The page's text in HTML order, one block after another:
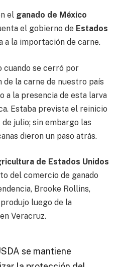
el ganado de México
el gobierno de Estados
la importación de carne.
cuando se cerró por
la carne de nuestro país
a la presencia de esta larva
Estaba prevista el reinicio
julio; sin embargo las
dieron un paso atrás.
de Estados Unidos
del comercio de ganado
Brooke Rollins,
luego de la
Veracruz.
se mantiene